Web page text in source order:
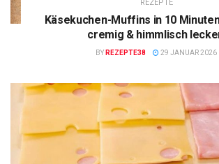
REZEPTE
Käsekuchen-Muffins in 10
cremig & himmlisch
BY REZEPTE38 29 JANUAR 2026